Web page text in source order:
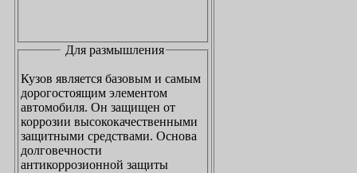
Для размышления
Кузов является базовым и самым
дорогостоящим элементом
автомобиля. Он защищен от
коррозии высококачественными
защитными средствами. Основа
долговечности
антикоррозионной защиты